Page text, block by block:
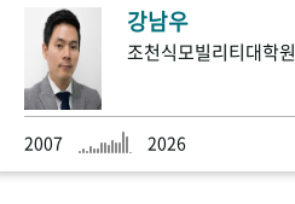
강남우
조천식모빌리티대학원
2007 2026